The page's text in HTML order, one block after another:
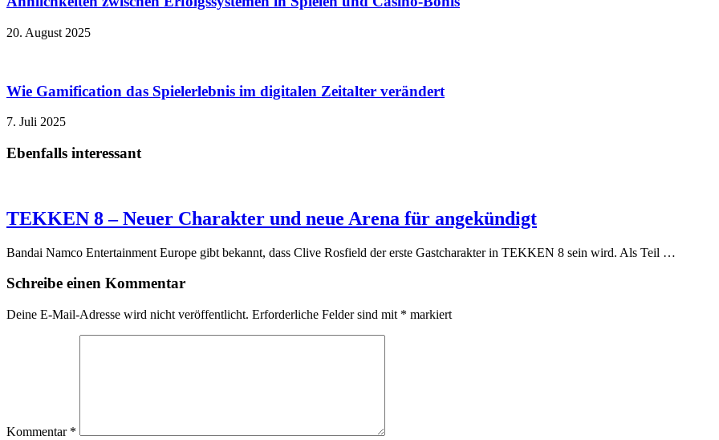
20. August 2025
Wie Gamification das Spielerlebnis im digitalen Zeitalter verändert
7. Juli 2025
Ebenfalls interessant
TEKKEN 8 – Neuer Charakter und neue Arena für angekündigt
Bandai Namco Entertainment Europe gibt bekannt, dass Clive Rosfield der erste Gastcharakter in TEKKEN 8 sein wird. Als Teil …
Schreibe einen Kommentar
Deine E-Mail-Adresse wird nicht veröffentlicht. Erforderliche Felder sind mit * markiert
Kommentar *